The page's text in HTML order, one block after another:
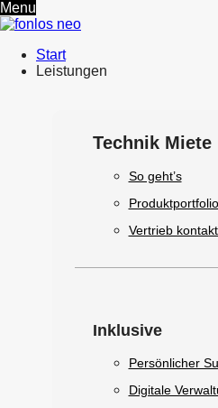
Menu
Start
Leistungen
Technik Miete
So geht’s
Produktportfolio
Vertrieb
Inklusive
Persönlicher
Digitale